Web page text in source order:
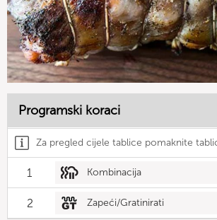
Programski koraci
Za pregled cijele tablice pomaknite
1 Kombinacija
2 Zapeći/Gratinirati